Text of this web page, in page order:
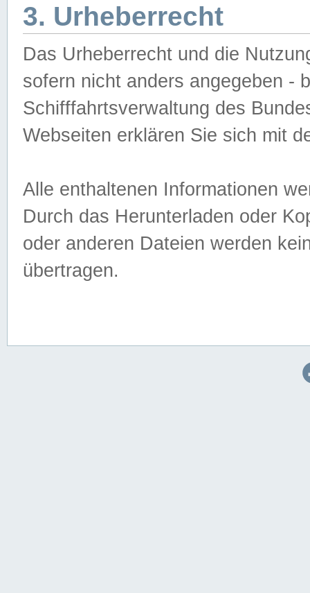
3. Urheberrecht
Das Urheberrecht und die
sofern nicht anders angegeben -
Schifffahrtsverwaltung des
Webseiten erklären Sie sich mit
Alle enthaltenen Informationen
Durch das Herunterladen oder
oder anderen Dateien werden
übertragen.